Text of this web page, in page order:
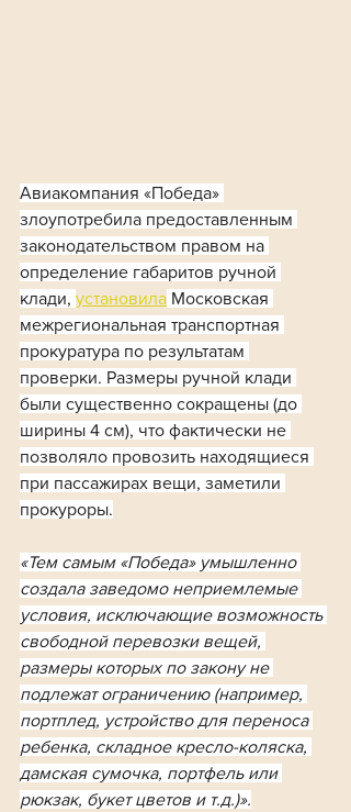
Авиакомпания «Победа»
злоупотребила предоставленным
законодательством правом на
определение габаритов ручной
клади, установила Московская
межрегиональная транспортная
прокуратура по результатам
проверки. Размеры ручной клади
были существенно сокращены (до
ширины 4 см), что фактически не
позволяло провозить находящиеся
при пассажирах вещи, заметили
прокуроры.
«Тем самым «Победа» умышленно
создала заведомо неприемлемые
условия, исключающие возможность
свободной перевозки вещей,
размеры которых по закону не
подлежат ограничению (например,
портплед, устройство для переноса
ребенка, складное кресло-коляска,
дамская сумочка, портфель или
рюкзак, букет цветов и т.д.)».